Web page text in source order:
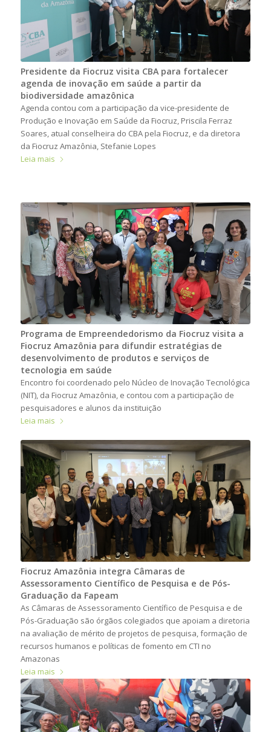
Presidente da Fiocruz visita CBA para fortalecer
agenda de inovação em saúde a partir da
biodiversidade amazônica
Agenda contou com a participação da vice-presidente de
Produção e Inovação em Saúde da Fiocruz, Priscila Ferraz
Soares, atual conselheira do CBA pela Fiocruz, e da diretora
da Fiocruz Amazônia, Stefanie Lopes
Leia mais
Programa de Empreendedorismo da Fiocruz visita a
Fiocruz Amazônia para difundir estratégias de
desenvolvimento de produtos e serviços de
tecnologia em saúde
Encontro foi coordenado pelo Núcleo de Inovação Tecnológica
(NIT), da Fiocruz Amazônia, e contou com a participação de
pesquisadores e alunos da instituição
Leia mais
Fiocruz Amazônia integra Câmaras de
Assessoramento Científico de Pesquisa e de Pós-
Graduação da Fapeam
As Câmaras de Assessoramento Científico de Pesquisa e de
Pós-Graduação são órgãos colegiados que apoiam a diretoria
na avaliação de mérito de projetos de pesquisa, formação de
recursos humanos e políticas de fomento em CTI no
Amazonas
Leia mais